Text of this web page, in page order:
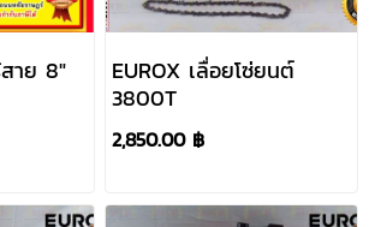
สาย 8"
EUROX เลื่อยโซ่ยนต์
3800T
2,850.00 ฿